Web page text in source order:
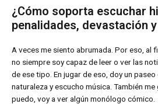
¿Cómo soporta escuchar
penalidades, devastación
A veces me siento abrumada. Por eso, al
no siempre soy capaz de leer o ver las
de ese tipo. En jugar de eso, doy un
naturaleza y escucho música. También
puedo, voy a ver algún monólogo cómico.